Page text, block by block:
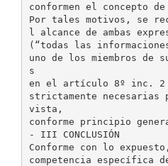
conformen el concepto
Por tales motivos, se
l alcance de ambas
(“todas las
uno de los miembros de
s
en el artículo 8º inc. 2
strictamente
vista,
conforme principio
- III CONCLUSIÓN
Conforme con lo
competencia específica